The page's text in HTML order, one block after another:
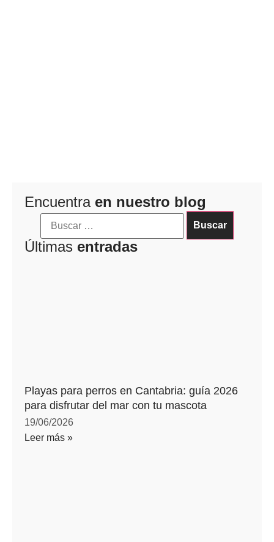
Encuentra en nuestro blog
Últimas entradas
Playas para perros en Cantabria: guía 2026
para disfrutar del mar con tu mascota
19/06/2026
Leer más »